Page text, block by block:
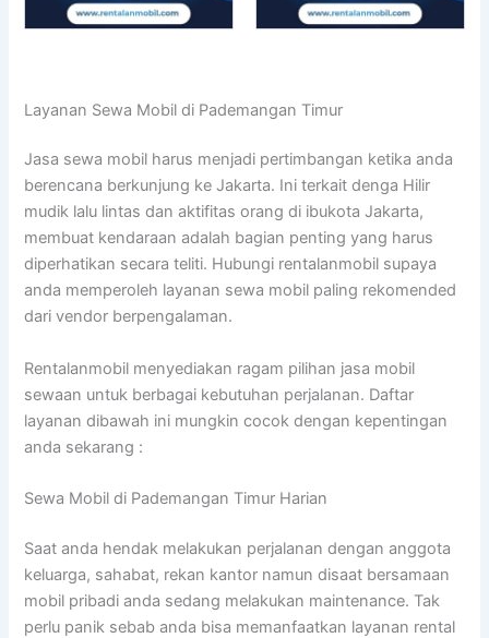
Layanan Sewa Mobil di Pademangan Timur
Jasa sewa mobil harus menjadi pertimbangan ketika anda
berencana berkunjung ke Jakarta. Ini terkait denga Hilir
mudik lalu lintas dan aktifitas orang di ibukota Jakarta,
membuat kendaraan adalah bagian penting yang harus
diperhatikan secara teliti. Hubungi rentalanmobil supaya
anda memperoleh layanan sewa mobil paling rekomended
dari vendor berpengalaman.
Rentalanmobil menyediakan ragam pilihan jasa mobil
sewaan untuk berbagai kebutuhan perjalanan. Daftar
layanan dibawah ini mungkin cocok dengan kepentingan
anda sekarang :
Sewa Mobil di Pademangan Timur Harian
Saat anda hendak melakukan perjalanan dengan anggota
keluarga, sahabat, rekan kantor namun disaat bersamaan
mobil pribadi anda sedang melakukan maintenance. Tak
perlu panik sebab anda bisa memanfaatkan layanan rental